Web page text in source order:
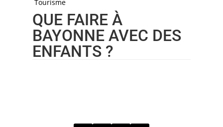
Tourisme
QUE FAIRE À
BAYONNE AVEC DES
ENFANTS ?